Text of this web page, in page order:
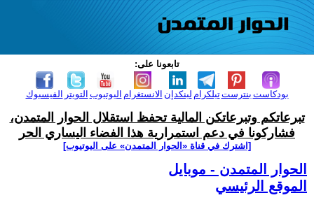
تابعونا على:
الفيسبوك التويتر اليوتيوب الانستغرام لينكدإن تيلكرامبنترست بودكاست
تبرعاتكم وتبرعاتكن المالية تحفظ استقلال الحوار المتمدن،
فشاركونا في دعم استمرارية هذا الفضاء اليساري الحر
[اشترك في قناة ‫«الحوار المتمدن» على اليوتيوب]
الحوار المتمدن - موبايل
الموقع الرئيسي